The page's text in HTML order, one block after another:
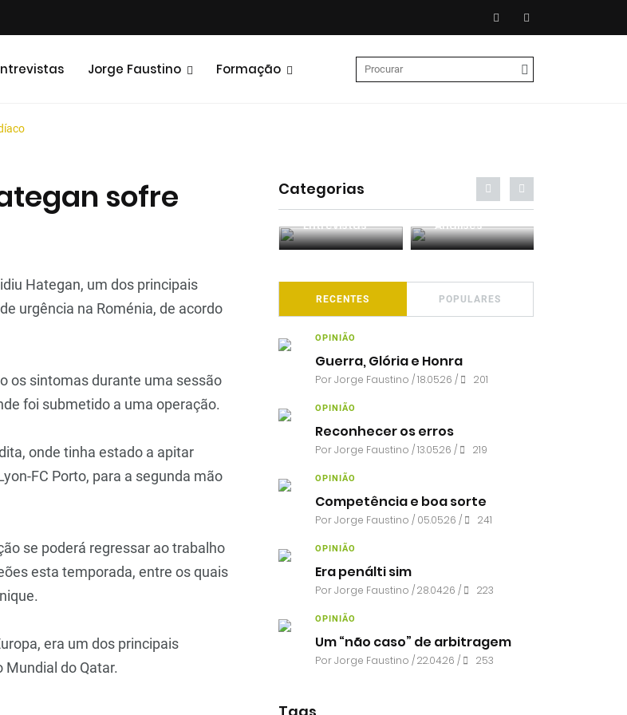
Jorge Faustino Formação
sofre
Hategan, um dos principais
urgência na Roménia, de acordo
os sintomas durante uma sessão
foi submetido a uma operação.
onde tinha estado a apitar
FC Porto, para a segunda mão
se poderá regressar ao trabalho
esta temporada, entre os quais
era um dos principais
Mundial do Qatar.
Categorias
Entrevistas Análises
RECENTES POPULARES
OPINIÃO
Guerra, Glória e Honra
PorJorge Faustino / 18.05.26 / 201
OPINIÃO
Reconhecer os erros
PorJorge Faustino / 13.05.26 / 219
OPINIÃO
Competência e boa sorte
PorJorge Faustino / 05.05.26 / 241
OPINIÃO
Era penálti sim
PorJorge Faustino / 28.04.26 / 223
OPINIÃO
Um “não caso” de arbitragem
PorJorge Faustino / 22.04.26 / 253